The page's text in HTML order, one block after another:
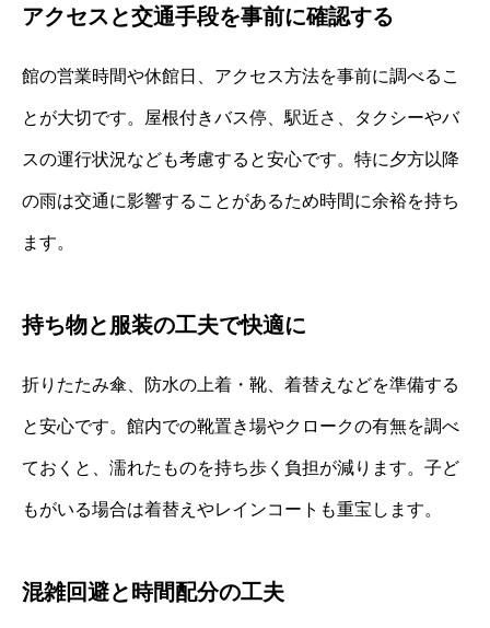
アクセスと交通手段を事前に確認する
館の営業時間や休館日、アクセス方法を事前に調べるこ
とが大切です。屋根付きバス停、駅近さ、タクシーやバ
スの運行状況なども考慮すると安心です。特に夕方以降
の雨は交通に影響することがあるため時間に余裕を持ち
ます。
持ち物と服装の工夫で快適に
折りたたみ傘、防水の上着・靴、着替えなどを準備する
と安心です。館内での靴置き場やクロークの有無を調べ
ておくと、濡れたものを持ち歩く負担が減ります。子ど
もがいる場合は着替えやレインコートも重宝します。
混雑回避と時間配分の工夫